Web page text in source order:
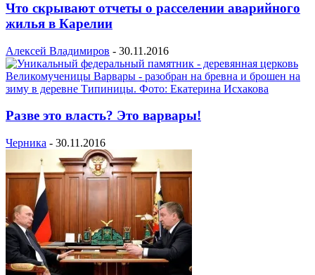
Что скрывают отчеты о расселении аварийного
жилья в Карелии
Алексей Владимиров - 30.11.2016
Разве это власть? Это варвары!
Черника - 30.11.2016